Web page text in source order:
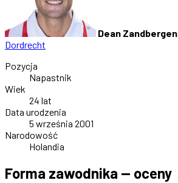
Dean Zandbergen
Dordrecht
Pozycja
Napastnik
Wiek
24 lat
Data urodzenia
5 września 2001
Narodowość
Holandia
Forma zawodnika — oceny